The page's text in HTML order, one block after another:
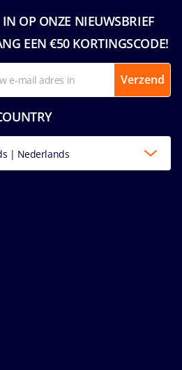
IN OP ONZE NIEUWSBRIEF
EEN €50 KORTINGSCODE!
Verzend
| Nederlands